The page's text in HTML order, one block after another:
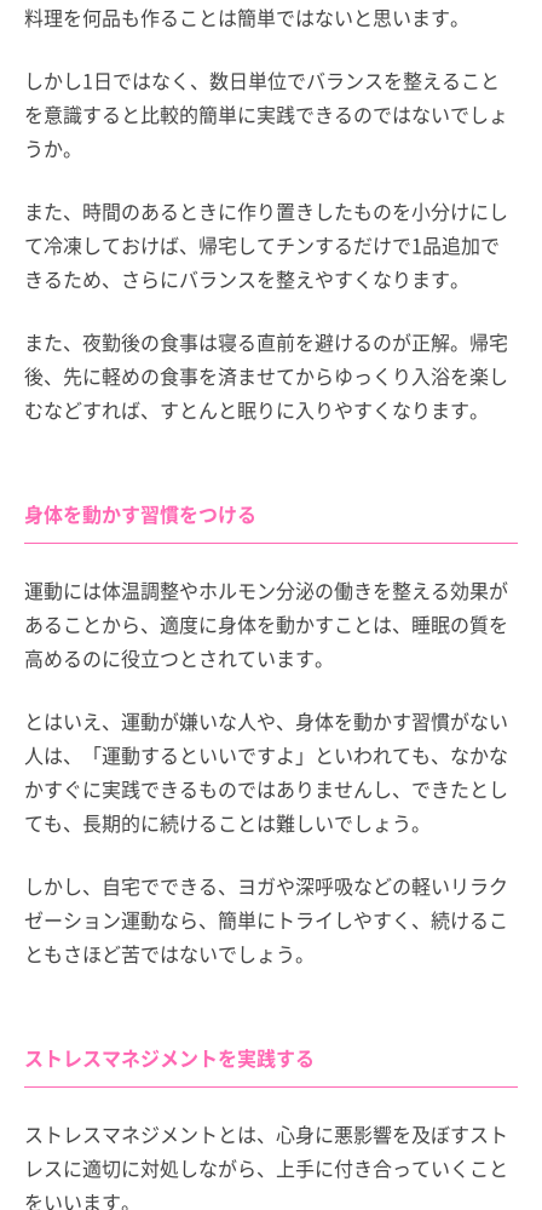
料理を何品も作ることは簡単ではないと思います。
しかし1日ではなく、数日単位でバランスを整えること
を意識すると比較的簡単に実践できるのではないでしょ
うか。
また、時間のあるときに作り置きしたものを小分けにし
て冷凍しておけば、帰宅してチンするだけで1品追加で
きるため、さらにバランスを整えやすくなります。
また、夜勤後の食事は寝る直前を避けるのが正解。帰宅
後、先に軽めの食事を済ませてからゆっくり入浴を楽し
むなどすれば、すとんと眠りに入りやすくなります。
身体を動かす習慣をつける
運動には体温調整やホルモン分泌の働きを整える効果が
あることから、適度に身体を動かすことは、睡眠の質を
高めるのに役立つとされています。
とはいえ、運動が嫌いな人や、身体を動かす習慣がない
人は、「運動するといいですよ」といわれても、なかな
かすぐに実践できるものではありませんし、できたとし
ても、長期的に続けることは難しいでしょう。
しかし、自宅でできる、ヨガや深呼吸などの軽いリラク
ゼーション運動なら、簡単にトライしやすく、続けるこ
ともさほど苦ではないでしょう。
ストレスマネジメントを実践する
ストレスマネジメントとは、心身に悪影響を及ぼすスト
レスに適切に対処しながら、上手に付き合っていくこと
をいいます。